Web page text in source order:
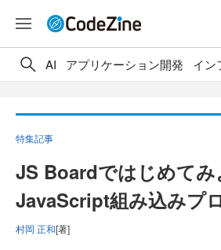
AI アプリケーション開発 イン
特集記事
JS Boardではじめてみ
JavaScript組み込みプ
村岡 正和[著]